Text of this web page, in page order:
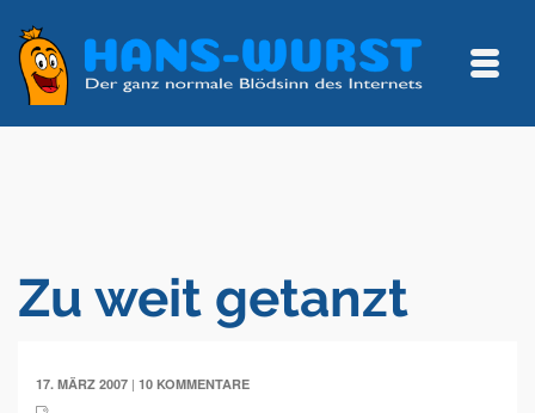
Zu weit getanzt
17. MÄRZ 2007 | 10 KOMMENTARE